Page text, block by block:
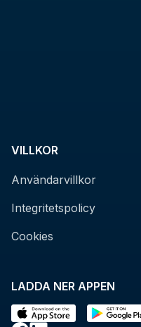
LADDA NER APPEN
VILLKOR
Användarvillkor
Integritetspolicy
Cookies